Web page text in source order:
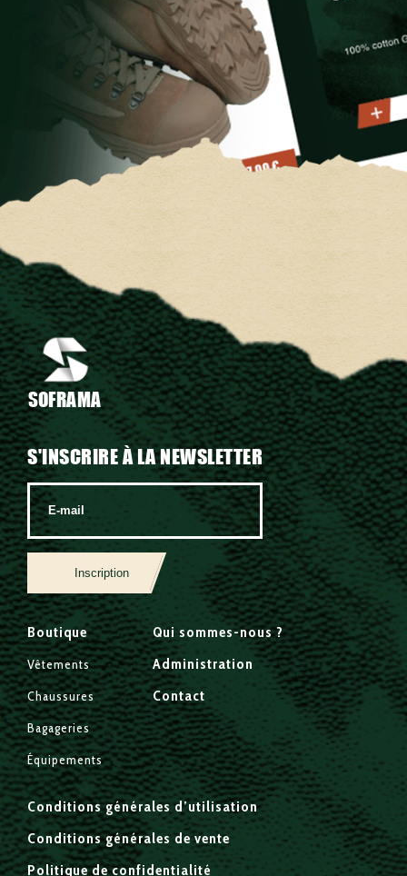
SOFRAMA
S'INSCRIRE À LA NEWSLETTER
Inscription
Boutique
Vêtements
Chaussures
Bagageries
Équipements
Qui sommes-nous ?
Administration
Contact
Conditions générales d’utilisation
Conditions générales de vente
Politique de confidentialité